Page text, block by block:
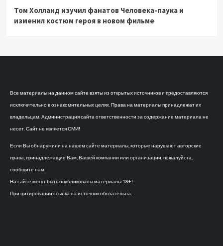
Том Холланд изучил фанатов Человека-паука и
изменил костюм героя в новом фильме
Все материалы на данном сайте взяты из открытых источников и предоставляются
исключительно в ознакомительных целях. Права на материалы принадлежат их
владельцам. Администрация сайта ответственности за содержание материала не
несет. Сайт не является СМИ!
Если Вы обнаружили на нашем сайте материалы, которые нарушают авторские
права, принадлежащие Вам, Вашей компании или организации, пожалуйста,
сообщите нам.
На сайте могут быть опубликованы материалы 18+!
При цитировании ссылка на источник обязательна.